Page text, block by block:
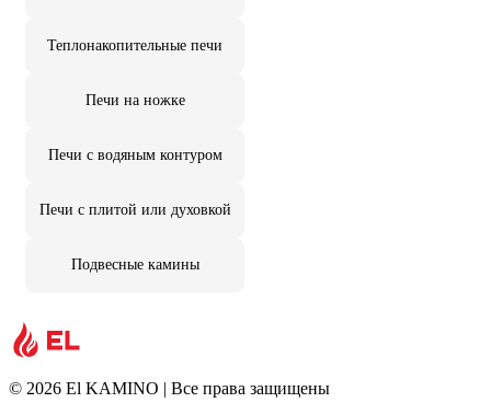
Теплонакопительные печи
Печи на ножке
Печи с водяным контуром
Печи с плитой или духовкой
Подвесные камины
© 2026 El KAMINO | Все права защищены